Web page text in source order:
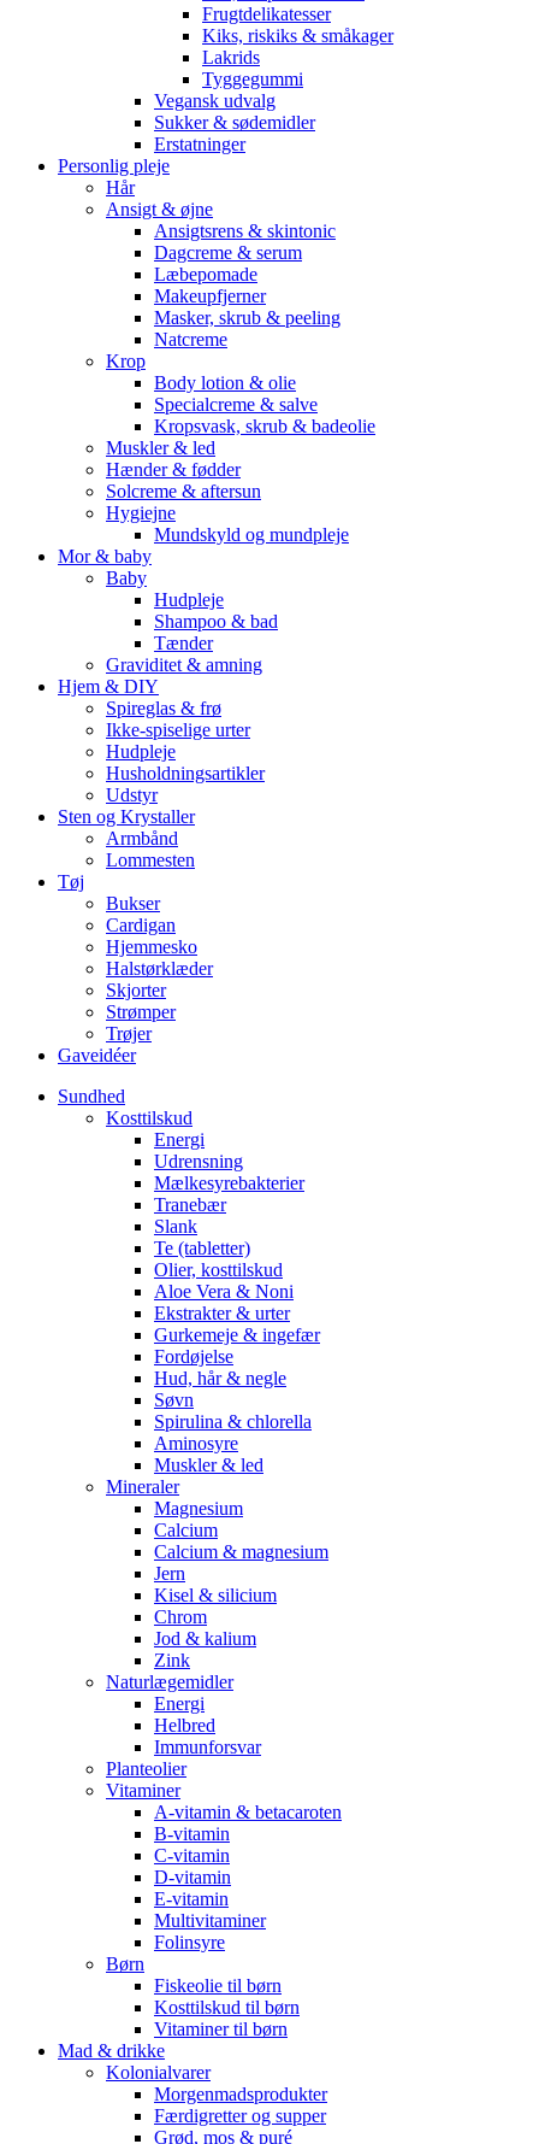
Frugtdelikatesser
Kiks, riskiks & småkager
Lakrids
Tyggegummi
Vegansk udvalg
Sukker & sødemidler
Erstatninger
Personlig pleje
Hår
Ansigt & øjne
Ansigtsrens & skintonic
Dagcreme & serum
Læbepomade
Makeupfjerner
Masker, skrub & peeling
Natcreme
Krop
Body lotion & olie
Specialcreme & salve
Kropsvask, skrub & badeolie
Muskler & led
Hænder & fødder
Solcreme & aftersun
Hygiejne
Mundskyld og mundpleje
Mor & baby
Baby
Hudpleje
Shampoo & bad
Tænder
Graviditet & amning
Hjem & DIY
Spireglas & frø
Ikke-spiselige urter
Hudpleje
Husholdningsartikler
Udstyr
Sten og Krystaller
Armbånd
Lommesten
Tøj
Bukser
Cardigan
Hjemmesko
Halstørklæder
Skjorter
Strømper
Trøjer
Gaveidéer
Sundhed
Kosttilskud
Energi
Udrensning
Mælkesyrebakterier
Tranebær
Slank
Te (tabletter)
Olier, kosttilskud
Aloe Vera & Noni
Ekstrakter & urter
Gurkemeje & ingefær
Fordøjelse
Hud, hår & negle
Søvn
Spirulina & chlorella
Aminosyre
Muskler & led
Mineraler
Magnesium
Calcium
Calcium & magnesium
Jern
Kisel & silicium
Chrom
Jod & kalium
Zink
Naturlægemidler
Energi
Helbred
Immunforsvar
Planteolier
Vitaminer
A-vitamin & betacaroten
B-vitamin
C-vitamin
D-vitamin
E-vitamin
Multivitaminer
Folinsyre
Børn
Fiskeolie til børn
Kosttilskud til børn
Vitaminer til børn
Mad & drikke
Kolonialvarer
Morgenmadsprodukter
Færdigretter og supper
Grød, mos & puré